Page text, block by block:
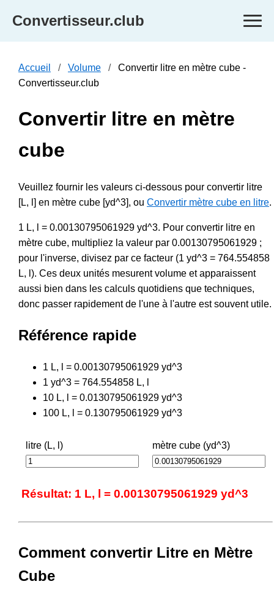
Convertisseur.club
Accueil Volume
Convertir litre en mètre cube -
Convertisseur.club
Convertir litre en mètre
cube
Veuillez fournir les valeurs ci-dessous pour convertir litre
[L, l] en mètre cube [yd^3], ou Convertir mètre cube en litre.
1 L, l = 0.00130795061929 yd^3. Pour convertir litre en
mètre cube, multipliez la valeur par 0.00130795061929 ;
pour l'inverse, divisez par ce facteur (1 yd^3 = 764.554858
L, l). Ces deux unités mesurent volume et apparaissent
aussi bien dans les calculs quotidiens que techniques,
donc passer rapidement de l'une à l'autre est souvent utile.
Référence rapide
1 L, l = 0.00130795061929 yd^3
1 yd^3 = 764.554858 L, l
10 L, l = 0.0130795061929 yd^3
100 L, l = 0.130795061929 yd^3
litre (L, l) mètre cube (yd^3)
Résultat: 1 L, l = 0.00130795061929 yd^3
Comment convertir Litre en Mètre
Cube